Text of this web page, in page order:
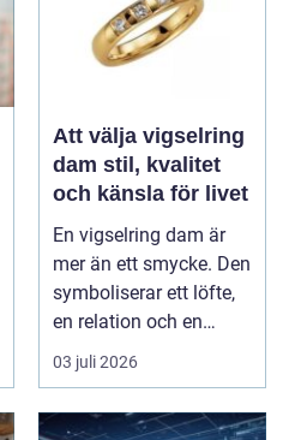
Att välja vigselring
dam stil, kvalitet
och känsla för livet
En vigselring dam är
mer än ett smycke. Den
symboliserar ett löfte,
en relation och en
gemensam fram...
03 juli 2026